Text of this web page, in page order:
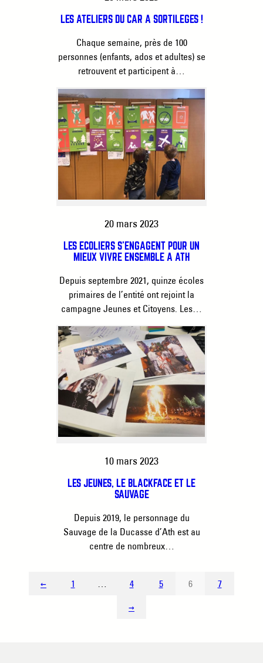
LES ATELIERS DU CAR À SORTILÈGES !
Chaque semaine, près de 100
personnes (enfants, ados et adultes) se
retrouvent et participent à…
20 mars 2023
LES ÉCOLIERS S’ENGAGENT POUR UN
MIEUX VIVRE ENSEMBLE À ATH
Depuis septembre 2021, quinze écoles
primaires de l’entité ont rejoint la
campagne Jeunes et Citoyens. Les…
10 mars 2023
LES JEUNES, LE BLACKFACE ET LE
SAUVAGE
Depuis 2019, le personnage du
Sauvage de la Ducasse d’Ath est au
centre de nombreux…
← 1 … 4 5 6
7
→